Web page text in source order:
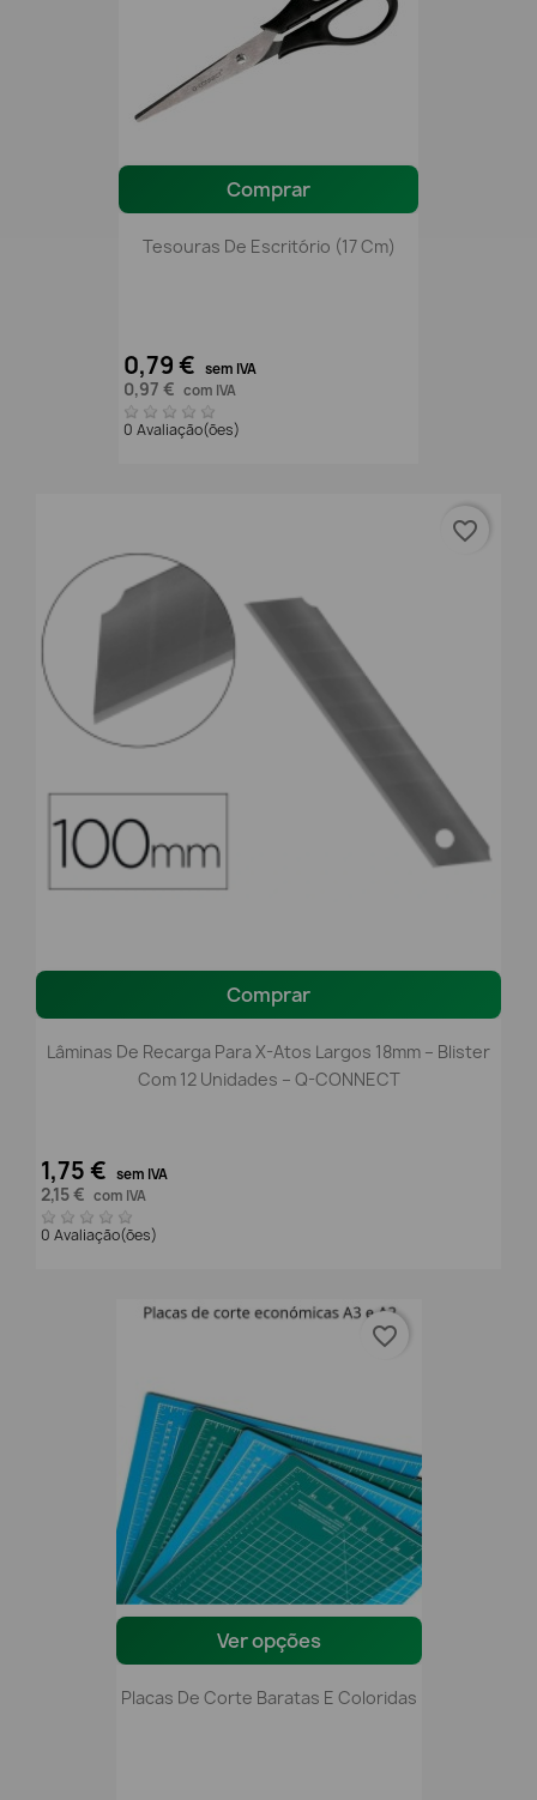
Comprar
Tesouras De Escritório (17 Cm)
0,79 € sem IVA
0,97 € com IVA
0 Avaliação(ões)
Comprar
Lâminas De Recarga Para X-Atos Largos 18mm – Blister
Com 12 Unidades – Q-CONNECT
1,75 € sem IVA
2,15 € com IVA
0 Avaliação(ões)
favorite_border
Ver opções
Placas De Corte Baratas E Coloridas
favorite_border